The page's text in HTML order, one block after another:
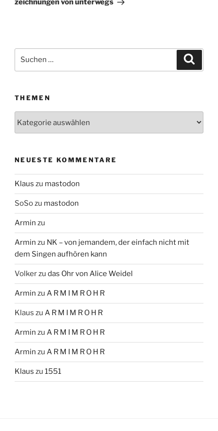
zeichnungen von unterwegs
Suchen
THEMEN
NEUESTE KOMMENTARE
Klaus zu mastodon
SoSozu mastodon
Armin zu
Armin zu NK – von jemandem, der einfach nicht mit
dem Singen aufhören kann
Volkerzu das Ohr von Alice Weidel
Armin zu A R M I M R O H R
Klaus zu A R M I M R O H R
Armin zu A R M I M R O H R
Armin zu A R M I M R O H R
Klaus zu 1551